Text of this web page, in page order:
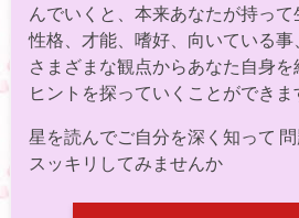
んでいくと、本来あなたが持って
性格、才能、嗜好、向いている
さまざまな観点からあなた自身
ヒントを探っていくことができま
星を読んでご自分を深く知って
スッキリしてみませんか